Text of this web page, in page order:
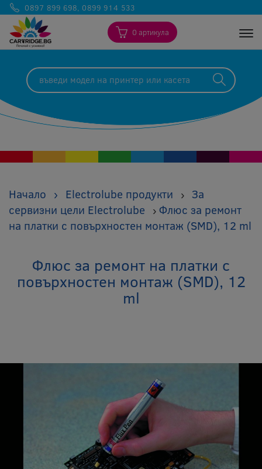
0897 899 698, 0899 914 533
0 артикула
Начало › Electrolube продукти › За
сервизни цели Electrolube
› Флюс за ремонт
на платки с повърхностен монтаж (SMD), 12 ml
Флюс за ремонт на платки с
повърхностен монтаж (SMD), 12
ml